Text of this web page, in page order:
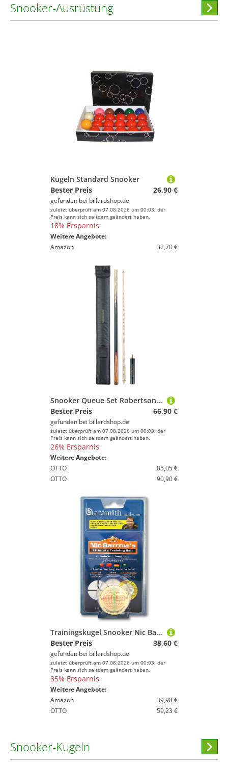
Snooker-Ausrüstung
Kugeln Standard Snooker
Bester Preis
26,90 €
gefunden bei billardshop.de
zuletzt überprüft am 07.08.2026 um 00:03; der
Preis kann sich seitdem geändert haben.
18% Ersparnis
Weitere Angebote:
Amazon
32,70 €
Snooker Queue Set Robertson R-4 Junior zweiteilig
Bester Preis
66,90 €
gefunden bei billardshop.de
zuletzt überprüft am 07.08.2026 um 00:03; der
Preis kann sich seitdem geändert haben.
26% Ersparnis
Weitere Angebote:
OTTO
85,05 €
OTTO
90,90 €
Trainingskugel Snooker Nic Barrow 52mm mit Übungsanleitung
Bester Preis
38,60 €
gefunden bei billardshop.de
zuletzt überprüft am 07.08.2026 um 00:03; der
Preis kann sich seitdem geändert haben.
35% Ersparnis
Weitere Angebote:
Amazon
39,98 €
OTTO
59,23 €
Snooker-Kugeln